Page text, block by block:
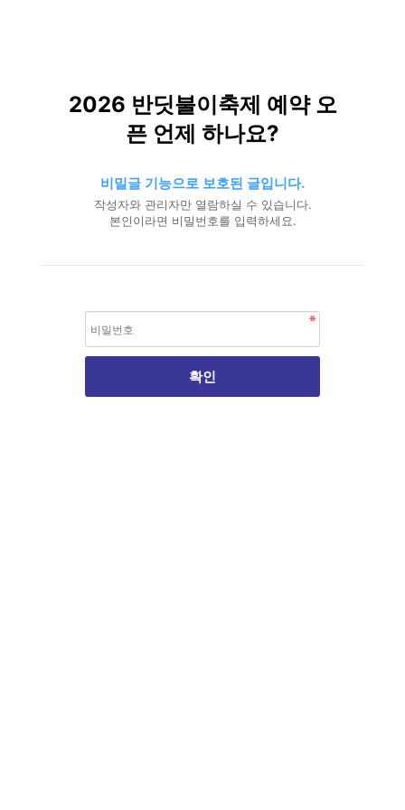
2026 반딧불이축제 예약 오
픈 언제 하나요?
비밀글 기능으로 보호된 글입니다.
작성자와 관리자만 열람하실 수 있습니다.
본인이라면 비밀번호를 입력하세요.